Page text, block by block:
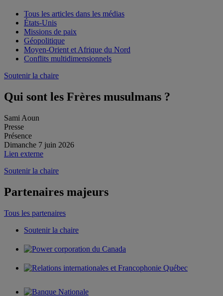
Tous les articles dans les médias
États-Unis
Missions de paix
Géopolitique
Moyen-Orient et Afrique du Nord
Conflits multidimensionnels
Soutenir la chaire
Qui sont les Frères musulmans ?
Sami Aoun
Presse
Présence
Dimanche 7 juin 2026
Lien externe
Soutenir la chaire
Partenaires majeurs
Tous les partenaires
Soutenir la chaire